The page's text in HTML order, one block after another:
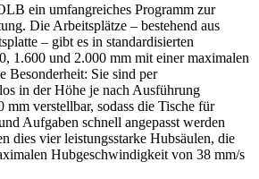
ein umfangreiches Programm zur
Die Arbeitsplätze – bestehend aus
– gibt es in standardisierten
1.600 und 2.000 mm mit einer maximalen
Besonderheit: Sie sind per
in der Höhe je nach Ausführung
verstellbar, sodass die Tische für
Aufgaben schnell angepasst werden
dies vier leistungsstarke Hubsäulen, die
Hubgeschwindigkeit von 38 mm/s